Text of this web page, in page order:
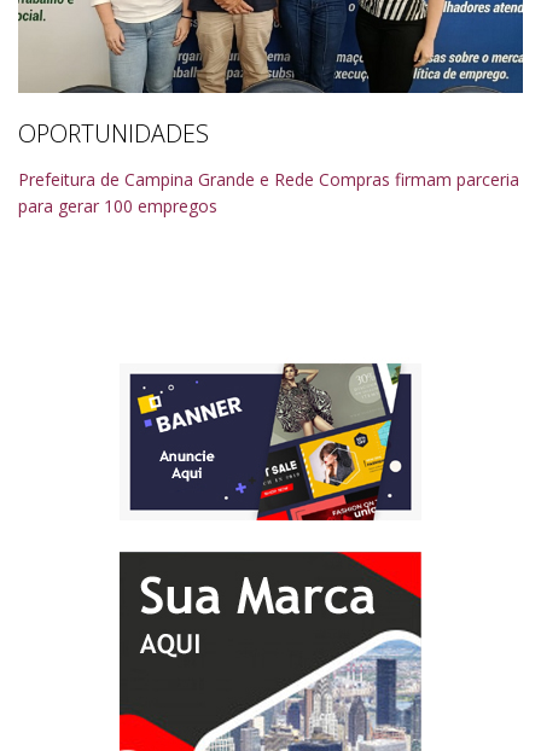
OPORTUNIDADES
Prefeitura de Campina Grande e Rede Compras firmam parceria
para gerar 100 empregos